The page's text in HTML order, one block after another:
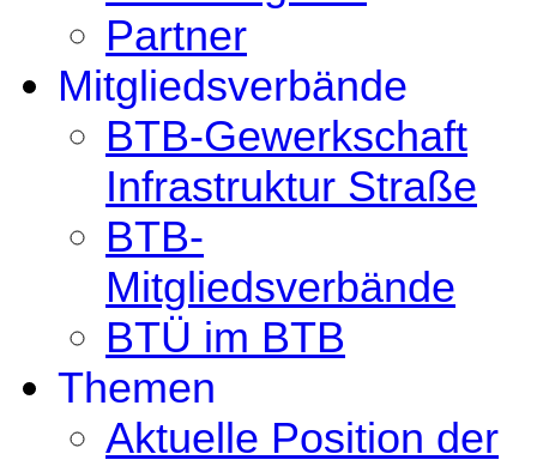
Partner
Mitgliedsverbände
BTB-Gewerkschaft
Infrastruktur Straße
BTB-
Mitgliedsverbände
BTÜ im BTB
Themen
Aktuelle Position der